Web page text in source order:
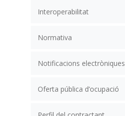
Interoperabilitat
Normativa
Notificacions electròniques
Oferta pública d’ocupació